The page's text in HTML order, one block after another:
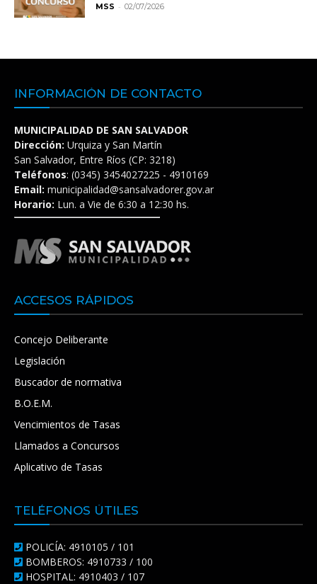
MSS - 02/07/2026
INFORMACIÓN DE CONTACTO
MUNICIPALIDAD DE SAN SALVADOR
Dirección: Urquiza y San Martín
San Salvador, Entre Ríos (CP: 3218)
Teléfonos: (0345) 3454027225 - 4910169
Email: municipalidad@sansalvadorer.gov.ar
Horario: Lun. a Vie de 6:30 a 12:30 hs.
ACCESOS RÁPIDOS
Concejo Deliberante
Legislación
Buscador de normativa
B.O.E.M.
Vencimientos de Tasas
Llamados a Concursos
Aplicativo de Tasas
TELÉFONOS ÚTILES
POLICÍA: 4910105 / 101
BOMBEROS: 4910733 / 100
HOSPITAL: 4910403 / 107